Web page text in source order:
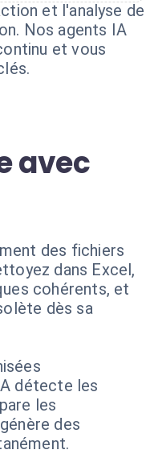
et l'analyse de
Nos agents IA
et vous
avec
des fichiers
dans Excel,
cohérents, et
dès sa
détecte les
les
des